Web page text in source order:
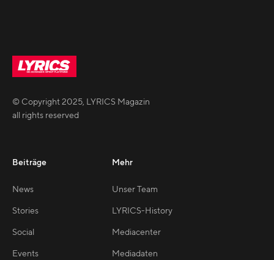
© Copyright2025, LYRICS Magazin
all rights reserved
Beiträge
News
Stories
Social
Events
Mehr
Unser Team
LYRICS-History
Mediacenter
Mediadaten